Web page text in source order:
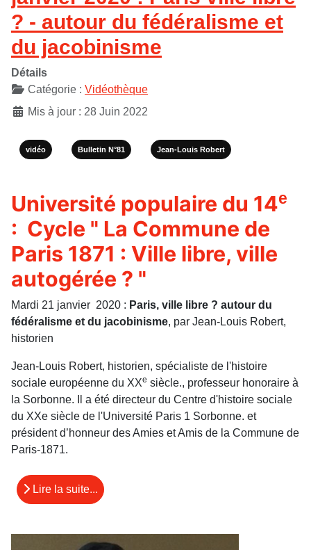
? - autour du fédéralisme et
du jacobinisme
Détails
Catégorie : Vidéothèque
Mis à jour : 28 Juin 2022
vidéo Bulletin N°81 Jean-Louis Robert
Université populaire du 14e
: Cycle " La Commune de
Paris 1871 : Ville libre, ville
autogérée ? "
Mardi 21 janvier 2020 : Paris, ville libre ? autour du
fédéralisme et du jacobinisme, par Jean-Louis Robert,
historien
Jean-Louis Robert, historien, spécialiste de l'histoire
sociale européenne du XXe siècle., professeur honoraire à
la Sorbonne. Il a été directeur du Centre d'histoire sociale
du XXe siècle de l'Université Paris 1 Sorbonne. et
président d’honneur des Amies et Amis de la Commune de
Paris-1871.
Lire la suite...